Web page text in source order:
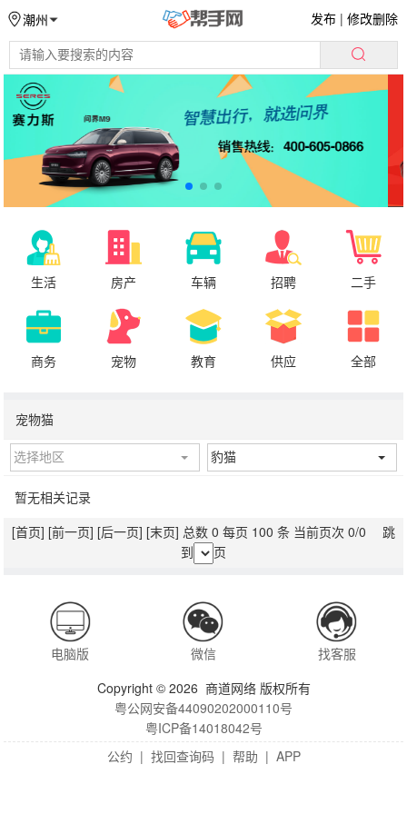
潮州 发布 |修改删除
生活 房产 车辆 招聘 二手
商务 宠物 教育 供应 全部
宠物猫
选择地区 豹猫
暂无相关记录
[首页] [前一页] [后一页] [末页] 总数 0 每页 100 条 当前页次 0/0 跳
到
页
电脑版 微信
找客服
Copyright © 2026 商道网络 版权所有
粤公网安备44090202000110号
粤ICP备14018042号
公约 | 找回查询码 | 帮助 | APP